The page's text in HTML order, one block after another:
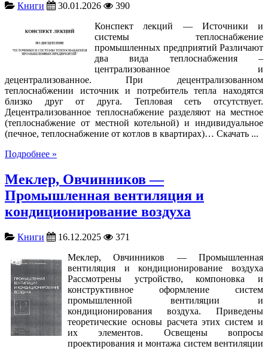
Книги 30.01.2026
390
Конспект лекций — Источники и
системы теплоснабжение
промышленных предприятий Различают
два вида теплоснабжения –
централизованное и
децентрализованное. При децентрализованном
теплоснабжении источник и потребитель тепла находятся
близко друг от друга. Тепловая сеть отсутствует.
Децентрализованное теплоснабжение разделяют на местное
(теплоснабжение от местной котельной) и индивидуальное
(печное, теплоснабжение от котлов в квартирах)… Скачать ...
Подробнее »
Меклер, Овчинников —
Промышленная вентиляция и
кондиционирование воздуха
Книги 16.12.2025
371
Меклер, Овчинников — Промышленная
вентиляция и кондиционирование воздуха
Рассмотрены устройство, компоновка и
конструктивное оформление систем
промышленной вентиляции и
кондиционирования воздуха. Приведены
теоретические основы расчета этих систем и
их элементов. Освещены вопросы
проектирования и монтажа систем вентиляции